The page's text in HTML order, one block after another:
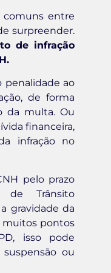
comuns entre
surpreender.
de infração
penalidade ao
de forma
da multa. Ou
financeira,
infração no
pelo prazo
de Trânsito
gravidade da
muitos pontos
isso pode
ou